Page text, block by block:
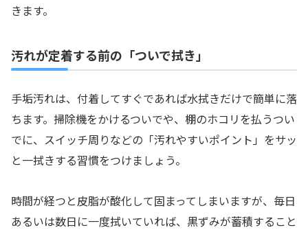
きます。
汚れが定着する前の「ついで拭き」
手垢汚れは、付着してすぐであれば水拭きだけで簡単に落
ちます。掃除機をかけるついでや、棚のホコリを払うつい
でに、スイッチ周りなどの「汚れやすいポイント」をサッ
と一拭きする習慣をつけましょう。
時間が経つと皮脂が酸化して固まってしまいますが、毎日
あるいは数日に一度拭いていれば、黒ずみが蓄積すること